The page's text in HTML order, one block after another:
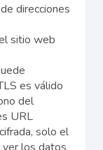
direcciones
sitio web
es válido
del
URL
solo el